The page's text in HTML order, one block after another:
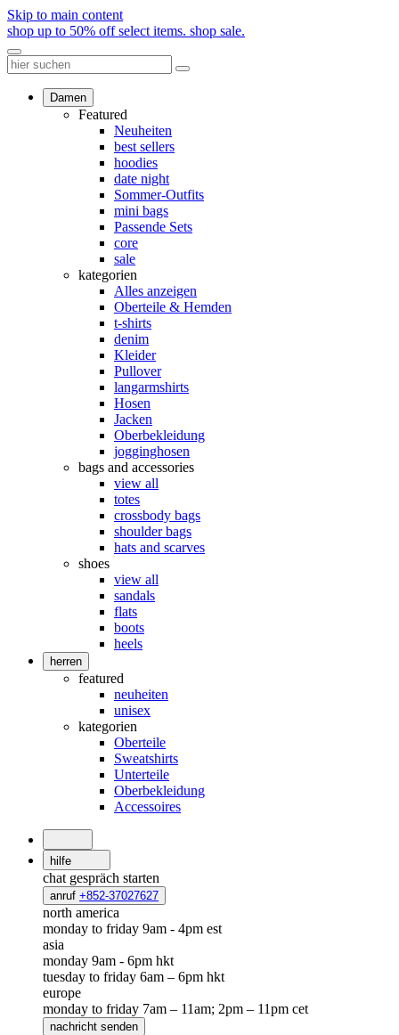
Skip to main content
shop up to 50% off select items. shop sale.
Damen
Featured
Neuheiten
best sellers
hoodies
date night
Sommer-Outfits
mini bags
Passende Sets
core
sale
kategorien
Alles anzeigen
Oberteile & Hemden
t-shirts
denim
Kleider
Pullover
langarmshirts
Hosen
Jacken
Oberbekleidung
jogginghosen
bags and accessories
view all
totes
crossbody bags
shoulder bags
hats and scarves
shoes
view all
sandals
flats
boots
heels
herren
featured
neuheiten
unisex
kategorien
Oberteile
Sweatshirts
Unterteile
Oberbekleidung
Accessoires
hilfe
chat gespräch starten
anruf +852-37027627
north america
monday to friday 9am - 4pm est
asia
monday 9am - 6pm hkt
tuesday to friday 6am – 6pm hkt
europe
monday to friday 7am – 11am; 2pm – 11pm cet
nachricht senden